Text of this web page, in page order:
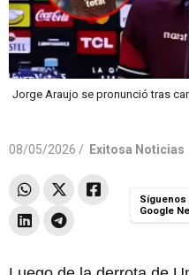
Jorge Araujo se pronunció tras
08/05/2026 / Exitosa Noticias
Síguenos
Google